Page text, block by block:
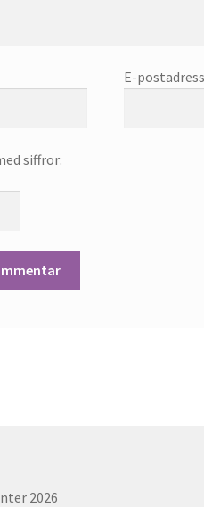
E-postadress
siffror:
2026